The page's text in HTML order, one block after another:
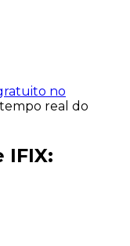
no
real do
IFIX: